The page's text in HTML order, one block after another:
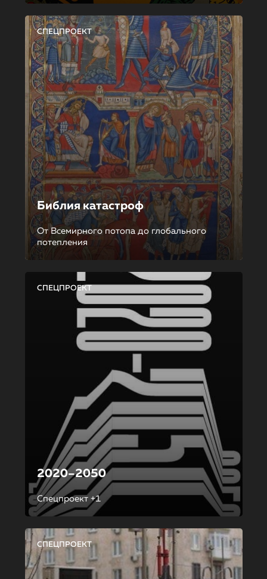
СПЕЦПРОЕКТ
Библия катастроф
От Всемирного потопа до глобального
потепления
СПЕЦПРОЕКТ
2020–2050
Спецпроект +1
СПЕЦПРОЕКТ